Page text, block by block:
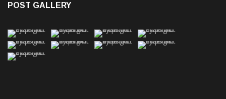
POST GALLERY